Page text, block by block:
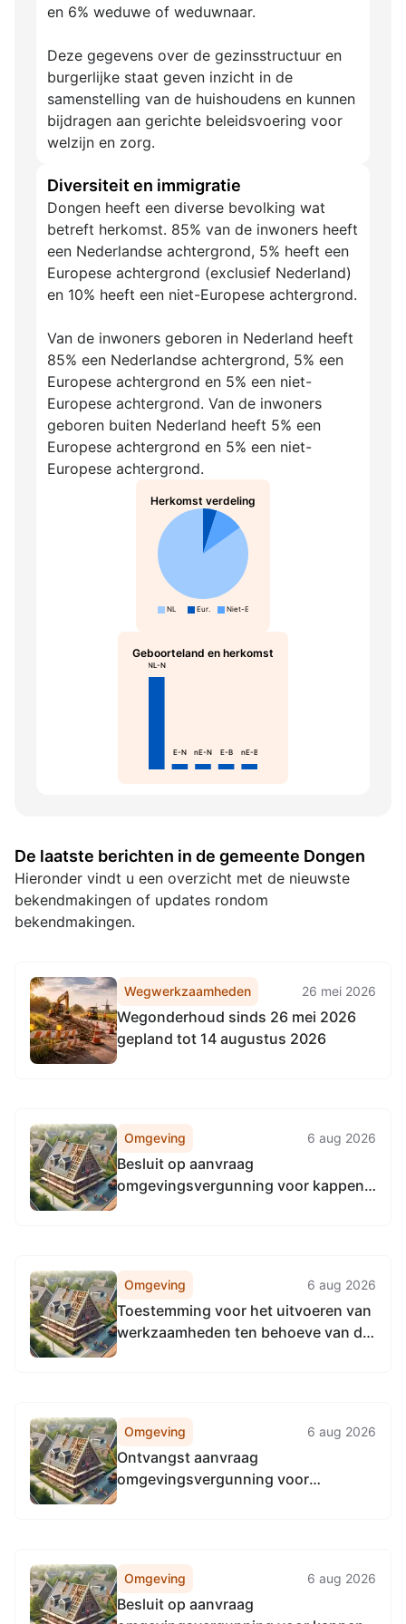
en 6% weduwe of weduwnaar.
Deze gegevens over de gezinsstructuur en
burgerlijke staat geven inzicht in de
samenstelling van de huishoudens en kunnen
bijdragen aan gerichte beleidsvoering voor
welzijn en zorg.
Diversiteit en immigratie
Dongen heeft een diverse bevolking wat
betreft herkomst. 85% van de inwoners heeft
een Nederlandse achtergrond, 5% heeft een
Europese achtergrond (exclusief Nederland)
en 10% heeft een niet-Europese achtergrond.
Van de inwoners geboren in Nederland heeft
85% een Nederlandse achtergrond, 5% een
Europese achtergrond en 5% een niet-
Europese achtergrond. Van de inwoners
geboren buiten Nederland heeft 5% een
Europese achtergrond en 5% een niet-
Europese achtergrond.
Herkomst verdeling
NL Eur. Niet-Eur.
Geboorteland en herkomst
NL-N
E-N nE-N E-B nE-B
De laatste berichten in de gemeente Dongen
Hieronder vindt u een overzicht met de nieuwste
bekendmakingen of updates rondom
bekendmakingen.
Wegwerkzaamheden 26 mei 2026
Wegonderhoud sinds 26 mei 2026
gepland tot 14 augustus 2026
Omgeving 6 aug 2026
Besluit op aanvraag
omgevingsvergunning voor kappen
Omgeving 6 aug 2026
Toestemming voor het uitvoeren van
werkzaamheden ten behoeve van de
Omgeving 6 aug 2026
Ontvangst aanvraag
omgevingsvergunning voor
Omgeving 6 aug 2026
Besluit op aanvraag